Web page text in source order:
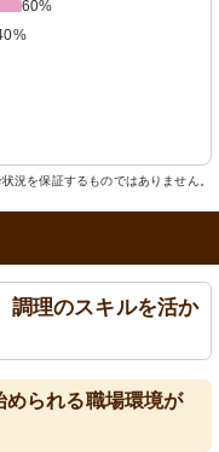
60%
況を保証するものではありません。
調理のスキルを活か
られる職場環境が